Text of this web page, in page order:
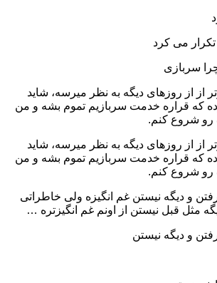
می کرد
چرا سربازی
از از روزهای دیگه به نظر میرسه، شاید
که قراره خدمت سربازیم تموم بشه و من
رو شروع کنم.
از از روزهای دیگه به نظر میرسه، شاید
که قراره خدمت سربازیم تموم بشه و من
رو شروع کنم.
و دیگه نیستن غم انگیزه ولی خاطراتی
مثل قبل نیستن از اونم غم انگیزتره …
و دیگه نیستن